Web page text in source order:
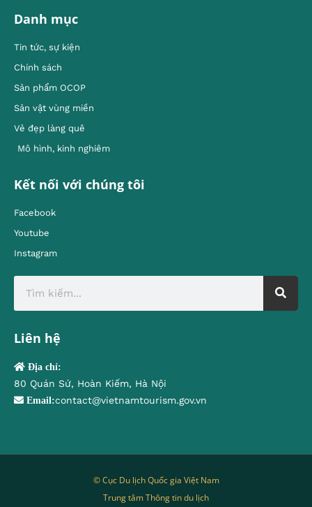
Danh mục
Tin tức, sự kiện
Chính sách
Sản phẩm OCOP
Sản vật vùng miền
Vẻ đẹp làng quê
Mô hình, kinh nghiêm
Kết nối với chúng tôi
Facebook
Youtube
Instagram
Liên hệ
Địa chỉ:
80 Quán Sứ, Hoàn Kiếm, Hà Nội
Email:contact@vietnamtourism.gov.vn
© Cục Du lịch Quốc gia Việt Nam
Trung tâm Thông tin du lịch